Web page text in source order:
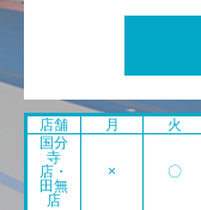
店舗 月 火
国分
寺
店・
田無
店
× 〇